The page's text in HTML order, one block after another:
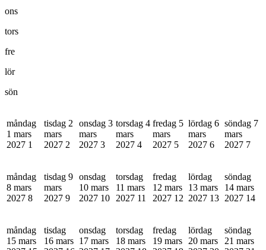
ons
tors
fre
lör
sön
måndag
1 mars
2027 1
tisdag 2
mars
2027 2
onsdag 3
mars
2027 3
torsdag 4
mars
2027 4
fredag 5
mars
2027 5
lördag 6
mars
2027 6
söndag 7
mars
2027 7
måndag
8 mars
2027 8
tisdag 9
mars
2027 9
onsdag
10 mars
2027 10
torsdag
11 mars
2027 11
fredag
12 mars
2027 12
lördag
13 mars
2027 13
söndag
14 mars
2027 14
måndag
15 mars
tisdag
16 mars
onsdag
17 mars
torsdag
18 mars
fredag
19 mars
lördag
20 mars
söndag
21 mars